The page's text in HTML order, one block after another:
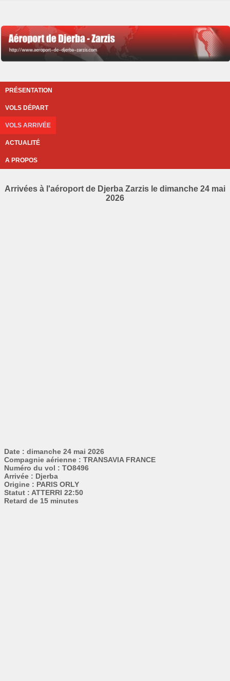
PRÉSENTATION
VOLS DÉPART
VOLS ARRIVÉE
ACTUALITÉ
A PROPOS
Arrivées à l'aéroport de Djerba Zarzis le dimanche 24 mai
2026
Date : dimanche 24 mai 2026
Compagnie aérienne : TRANSAVIA FRANCE
Numéro du vol : TO8496
Arrivée : Djerba
Origine : PARIS ORLY
Statut : ATTERRI 22:50
Retard de 15 minutes